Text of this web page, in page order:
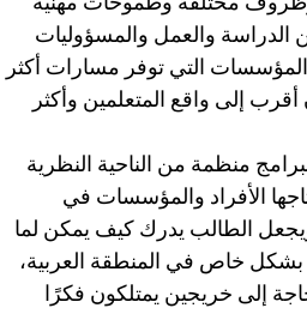
الدراسة والعمل والمسؤوليات
التي توفر مسارات أكثر
إلى واقع المتعلمين وأكثر
منظمة من الناحية النظرية
الأفراد والمؤسسات في
ويجعل الطالب يدرك كيف يمكن لما
بشكل خاص في المنطقة العربية،
إلى خريجين يمتلكون فكرًا